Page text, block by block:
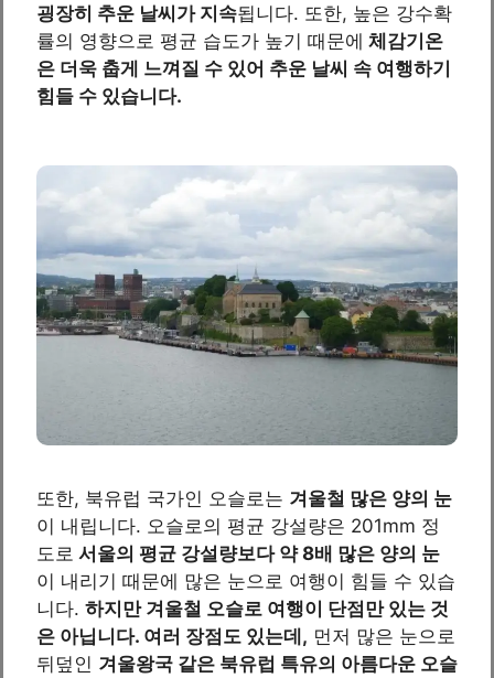
굉장히 추운 날씨가 지속됩니다. 또한, 높은 강수확
률의 영향으로 평균 습도가 높기 때문에 체감기온
은 더욱 춥게 느껴질 수 있어 추운 날씨 속 여행하기
힘들 수 있습니다.
또한, 북유럽 국가인 오슬로는 겨울철 많은 양의 눈
이 내립니다. 오슬로의 평균 강설량은 201mm 정
도로 서울의 평균 강설량보다 약 8배 많은 양의 눈
이 내리기 때문에 많은 눈으로 여행이 힘들 수 있습
니다. 하지만 겨울철 오슬로 여행이 단점만 있는 것
은 아닙니다. 여러 장점도 있는데, 먼저 많은 눈으로
뒤덮인 겨울왕국 같은 북유럽 특유의 아름다운 오슬